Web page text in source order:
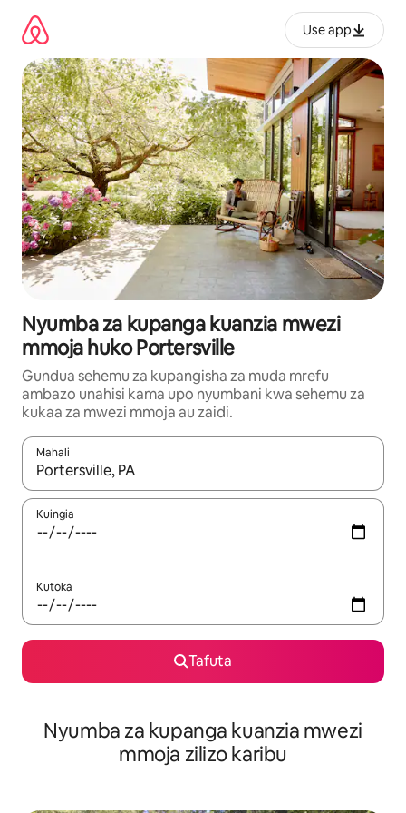
kwenda
kwenye
maudhui
Use app
Nyumba za kupanga kuanzia mwezi
mmoja huko Portersville
Gundua sehemu za kupangisha za muda mrefu
ambazo unahisi kama upo nyumbani kwa sehemu za
kukaa za mwezi mmoja au zaidi.
Mahali
Wakati matokeo yanapatikana, vinjari kwa kutumia vitufe vya
Kuingia
Kutoka
Tafuta
Nyumba za kupanga kuanzia mwezi
mmoja zilizo karibu